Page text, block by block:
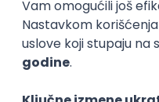
KATEGORIJA